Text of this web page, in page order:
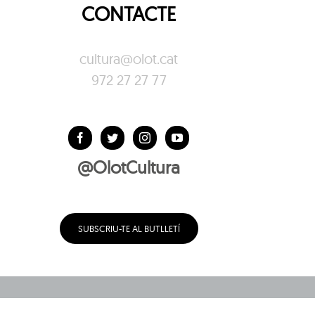
CONTACTE
cultura@olot.cat
972 27 27 77
@OlotCultura
SUBSCRIU-TE AL BUTLLETÍ